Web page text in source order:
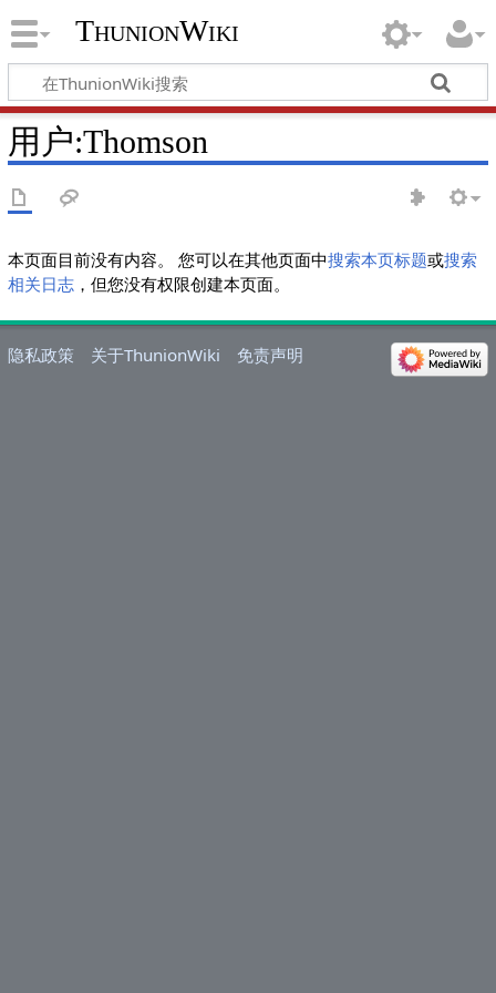
ThunionWiki
用户:Thomson
本页面目前没有内容。 您可以在其他页面中搜索本页标题或搜索
相关日志，但您没有权限创建本页面。
隐私政策 关于ThunionWiki 免责声明